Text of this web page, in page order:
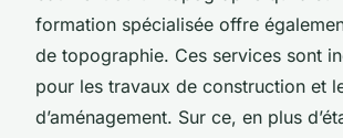
formation spécialisée offre
de topographie. Ces services sont
pour les travaux de construction et
d’aménagement. Sur ce, en plus